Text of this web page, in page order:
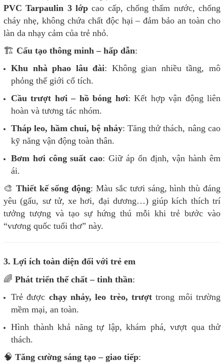
PVC Tarpaulin 3 lớp cao cấp, chống thấm nước, chống
cháy nhẹ, không chứa chất độc hại – đảm bảo an toàn cho
làn da nhạy cảm của trẻ nhỏ.
🏗️ Cấu tạo thông minh – hấp dẫn:
Khu nhà phao lâu đài: Không gian nhiều tầng, mô
phỏng thế giới cổ tích.
Cầu trượt hơi – hồ bóng hơi: Kết hợp vận động liên
hoàn và tương tác nhóm.
Tháp leo, hầm chui, bệ nhảy: Tăng thử thách, nâng cao
kỹ năng vận động toàn thân.
Bơm hơi công suất cao: Giữ áp ổn định, vận hành êm
ái.
🎨 Thiết kế sống động: Màu sắc tươi sáng, hình thù đáng
yêu (gấu, sư tử, xe hơi, đại dương…) giúp kích thích trí
tưởng tượng và tạo sự hứng thú mỗi khi trẻ bước vào
“vương quốc tuổi thơ” này.
3. Lợi ích toàn diện đối với trẻ em
🌈 Phát triển thể chất – tinh thần:
Trẻ được chạy nhảy, leo trèo, trượt trong môi trường
mềm mại, an toàn.
Hình thành khả năng tự lập, khám phá, vượt qua thử
thách.
🧠 Tăng cường sáng tạo – giao tiếp: